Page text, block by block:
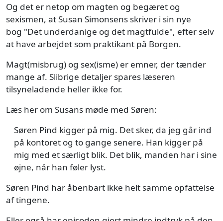
Og det er netop om magten og begæret og
sexismen, at Susan Simonsens skriver i sin nye
bog "Det underdanige og det magtfulde", efter selv
at have arbejdet som praktikant på Borgen.
Magt(misbrug) og sex(isme) er emner, der tænder
mange af. Slibrige detaljer spares læseren
tilsyneladende heller ikke for.
Læs her om Susans møde med Søren:
Søren Pind kigger på mig. Det sker, da jeg går ind
på kontoret og to gange senere. Han kigger på
mig med et særligt blik. Det blik, manden har i sine
øjne, når han føler lyst.
Søren Pind har åbenbart ikke helt samme opfattelse
af tingene.